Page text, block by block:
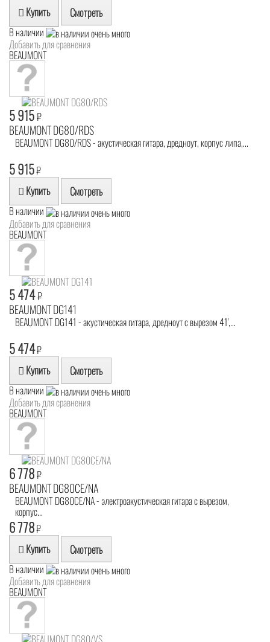
Купить Смотреть
В наличии
Добавить для сравнения
BEAUMONT
5 915₽
BEAUMONT DG80/RDS
BEAUMONT DG80/RDS - акустическая гитара, дредноут, корпус липа,...
5 915₽
Купить Смотреть
В наличии
Добавить для сравнения
BEAUMONT
5 474₽
BEAUMONT DG141
BEAUMONT DG141 - акустическая гитара, дредноут с вырезом 41',...
5 474₽
Купить Смотреть
В наличии
Добавить для сравнения
BEAUMONT
6 778₽
BEAUMONT DG80CE/NA
BEAUMONT DG80CE/NA - электроакустическая гитара с вырезом,
корпус...
6 778₽
Купить Смотреть
В наличии
Добавить для сравнения
BEAUMONT